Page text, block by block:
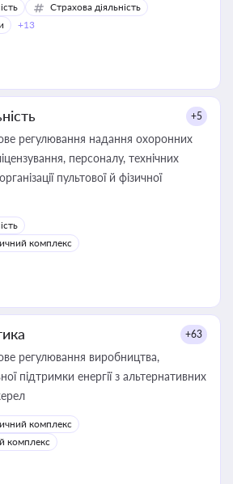
Страхова діяльність
+13
+5
регулювання надання охоронних
персоналу, технічних
пультової й фізичної
комплекс
+63
регулювання виробництва,
підтримки енергії з альтернативних
комплекс
комплекс